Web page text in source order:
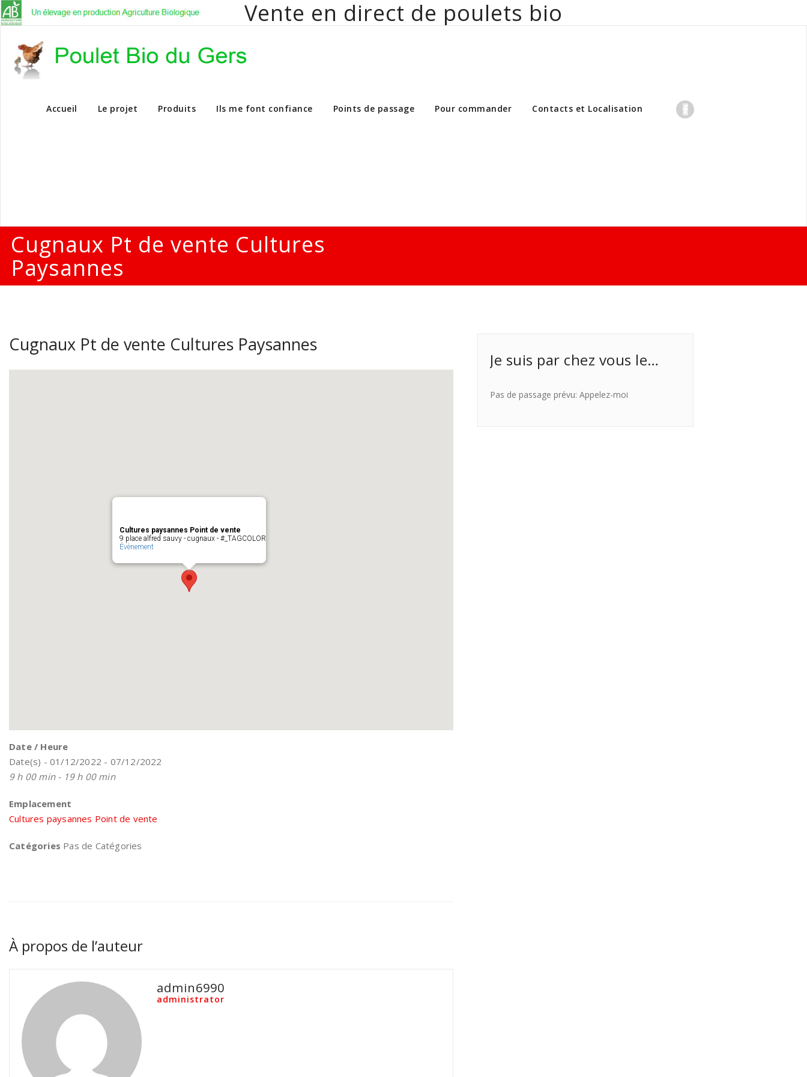
Vente en direct de poulets bio
Vente en direct de poulets bio aux particuliers et professionnels
Accueil Le projet Produits Ils me font confiance Points de passage Pour commander Contacts et Localisation
Cugnaux Pt de vente Cultures
Paysannes
Cugnaux Pt de vente Cultures Paysannes
Cultures paysannes Point de vente
9 place alfred sauvy - cugnaux - #_TAGCOLOR
Évènement
Date / Heure
Date(s) - 01/12/2022 - 07/12/2022
9 h 00 min - 19 h 00 min
Emplacement
Cultures paysannes Point de vente
Catégories Pas de Catégories
À propos de l’auteur
admin6990
administrator
Je suis par chez vous le…
Pas de passage prévu: Appelez-moi